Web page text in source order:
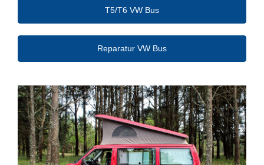
T5/T6 VW Bus
Reparatur VW Bus